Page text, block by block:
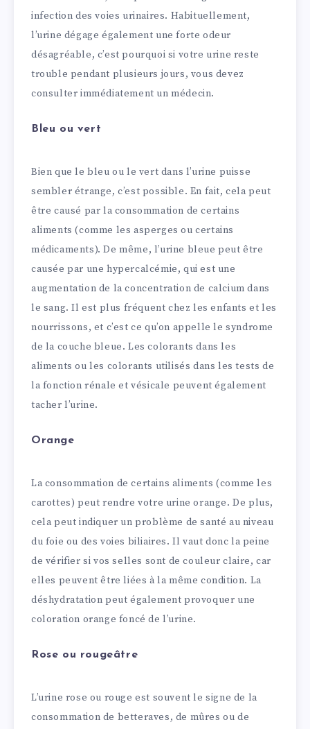
infection des voies urinaires. Habituellement,
l’urine dégage également une forte odeur
désagréable, c’est pourquoi si votre urine reste
trouble pendant plusieurs jours, vous devez
consulter immédiatement un médecin.
Bleu ou vert
Bien que le bleu ou le vert dans l’urine puisse
sembler étrange, c’est possible. En fait, cela peut
être causé par la consommation de certains
aliments (comme les asperges ou certains
médicaments). De même, l’urine bleue peut être
causée par une hypercalcémie, qui est une
augmentation de la concentration de calcium dans
le sang. Il est plus fréquent chez les enfants et les
nourrissons, et c’est ce qu’on appelle le syndrome
de la couche bleue. Les colorants dans les
aliments ou les colorants utilisés dans les tests de
la fonction rénale et vésicale peuvent également
tacher l’urine.
Orange
La consommation de certains aliments (comme les
carottes) peut rendre votre urine orange. De plus,
cela peut indiquer un problème de santé au niveau
du foie ou des voies biliaires. Il vaut donc la peine
de vérifier si vos selles sont de couleur claire, car
elles peuvent être liées à la même condition. La
déshydratation peut également provoquer une
coloration orange foncé de l’urine.
Rose ou rougeâtre
L’urine rose ou rouge est souvent le signe de la
consommation de betteraves, de mûres ou de